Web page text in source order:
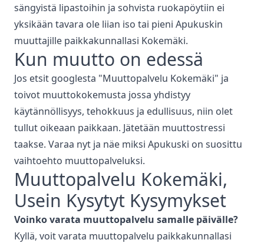
sängyistä lipastoihin ja sohvista ruokapöytiin ei
yksikään tavara ole liian iso tai pieni Apukuskin
muuttajille paikkakunnallasi Kokemäki.
Kun muutto on edessä
Jos etsit googlesta "Muuttopalvelu Kokemäki" ja
toivot muuttokokemusta jossa yhdistyy
käytännöllisyys, tehokkuus ja edullisuus, niin olet
tullut oikeaan paikkaan. Jätetään muuttostressi
taakse. Varaa nyt ja näe miksi Apukuski on suosittu
vaihtoehto muuttopalveluksi.
Muuttopalvelu Kokemäki,
Usein Kysytyt Kysymykset
Voinko varata muuttopalvelu samalle päivälle?
Kyllä, voit varata muuttopalvelu paikkakunnallasi